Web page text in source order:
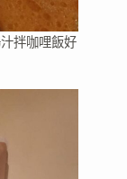
拌咖哩飯好